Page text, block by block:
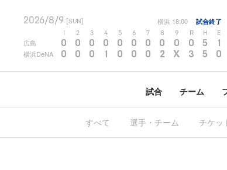
2026/8/9 [SUN] 横浜 18:00 試合終了
2 3 4 5 6 7 8 9 R H E
広島 0 0 0 0 0 0 0 0 0 0 5 1
横浜DeNA 0 0 0 1 0 0 0 2 X 3 5 0
試合 チーム
すべて 選手・チーム チケッ